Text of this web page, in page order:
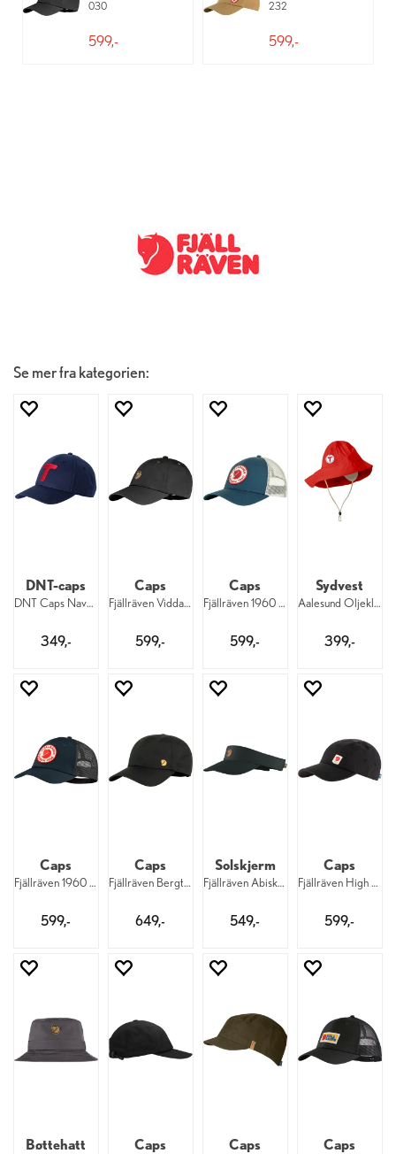
030
599,-
232
599,-
Se mer fra kategorien:
DNT-caps
DNT Caps Navy DNT
349,-
Caps
Fjällräven Vidda Cap 030
599,-
Caps
Fjällräven 1960 Långtradarkeps 534
599,-
Sydvest
Aalesund Oljeklede Sonja 800 DNT
399,-
Caps
Fjällräven 1960 Långtradarkeps 555
599,-
Caps
Fjällräven Bergtagen Cap 550
649,-
Solskjerm
Fjällräven Abisko Visor Cap 550
549,-
Caps
Fjällräven High Coast Wind Cap 550
599,-
Bøttehatt Caps Caps Caps